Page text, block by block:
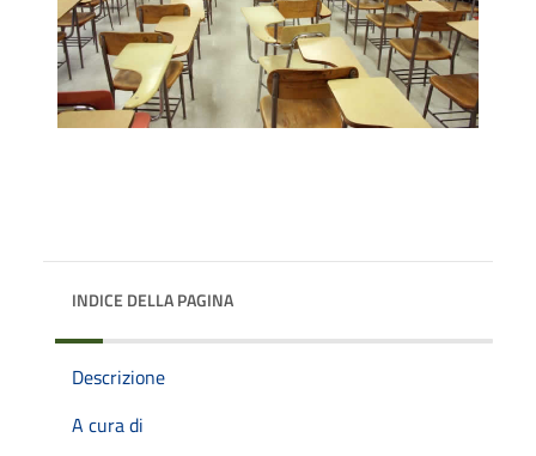
INDICE DELLA PAGINA
Descrizione
A cura di